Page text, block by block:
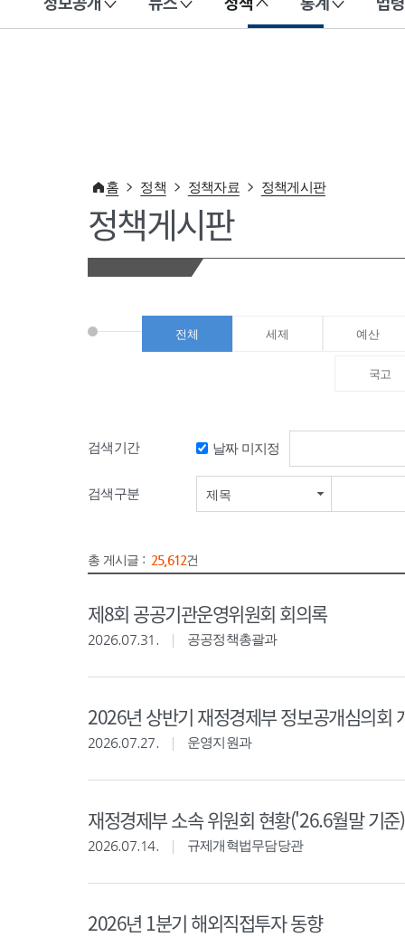
이 누리집은 대한민국 공식 전자정부 누리집입니다.
홈 정책 정책자료 정책게시판
정책게시판
전체 세제 예산
국고
검색기간 날짜 미지정
검색구분 제목
총 게시글 : 25,612건
제8회 공공기관운영위원회 회의록
2026.07.31. 공공정책총괄과
2026년 상반기 재정경제부 정보공개심의회
2026.07.27. 운영지원과
재정경제부 소속 위원회 현황('26.6월말 기준)
2026.07.14. 규제개혁법무담당관
2026년 1분기 해외직접투자 동향